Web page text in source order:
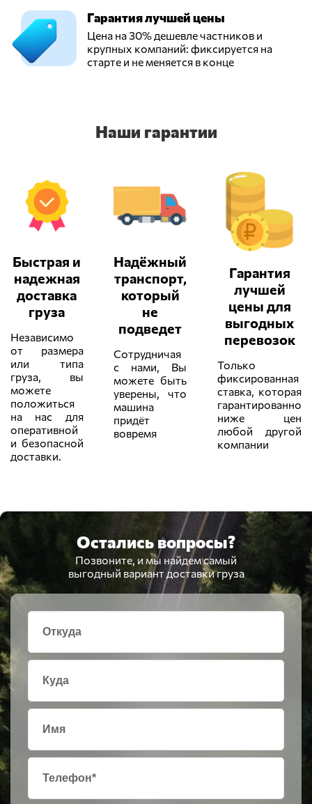
Гарантия лучшей цены
Цена на 30% дешевле частников и
крупных компаний: фиксируется на
старте и не меняется в конце
Наши гарантии
Быстрая и
надежная
доставка
груза
Независимо
от размера
или типа
груза, вы
можете
положиться
на нас для
оперативной
и безопасной
доставки.
Надёжный
транспорт,
который
не
подведет
Сотрудничая
с нами, Вы
можете быть
уверены, что
машина
придёт
вовремя
Гарантия
лучшей
цены для
выгодных
перевозок
Только
фиксированная
ставка, которая
гарантированно
ниже цен
любой другой
компании
Остались вопросы?
Позвоните, и мы найдем самый
выгодный вариант доставки груза